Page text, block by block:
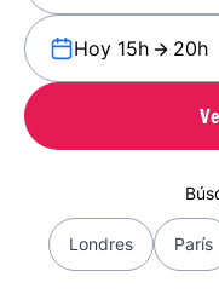
Hoy 15h 20h
Londres París